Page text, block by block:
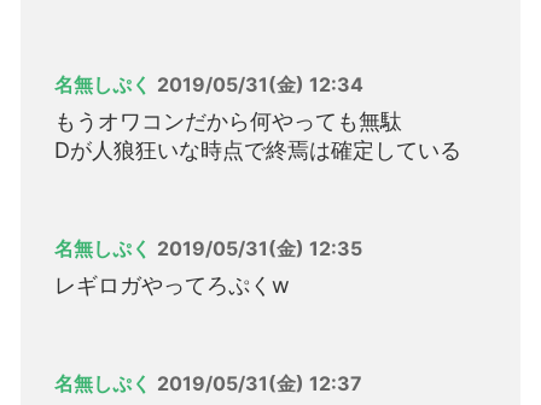
名無しぷく 2019/05/31(金) 12:34
もうオワコンだから何やっても無駄
Dが人狼狂いな時点で終焉は確定している
名無しぷく 2019/05/31(金) 12:35
レギロガやってろぷくw
名無しぷく 2019/05/31(金) 12:37